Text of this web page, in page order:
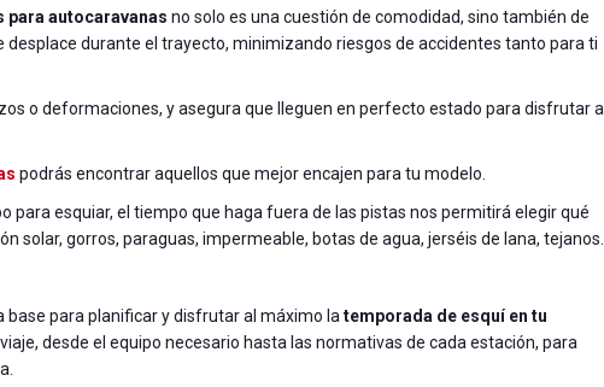
para autocaravanas no solo es una cuestión de comodidad, sino también de
desplace durante el trayecto, minimizando riesgos de accidentes tanto para ti
o deformaciones, y asegura que lleguen en perfecto estado para disfrutar al
podrás encontrar aquellos que mejor encajen para tu modelo.
para esquiar, el tiempo que haga fuera de las pistas nos permitirá elegir qué
solar, gorros, paraguas, impermeable, botas de agua, jerséis de lana, tejanos…
para planificar y disfrutar al máximo la temporada de esquí en tu
desde el equipo necesario hasta las normativas de cada estación, para